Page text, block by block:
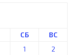
СБ
ВС
1
2